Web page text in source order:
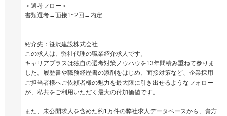
＜選考フロー＞
書類選考→面接1~2回→内定
紹介先：笹沢建設株式会社
この求人は、弊社代理の職業紹介求人です。
キャリアプラスは独自の選考対策ノウハウを13年間積み重ねて参りま
した。履歴書や職務経歴書の添削をはじめ、面接対策など、企業採用
ご担当者様へご依頼者様の魅力を最大限に引き出せるようなフォロー
が、私共をご利用いただく最大の付加価値です。
また、未公開求人を含めた約1万件の弊社求人データベースから、貴方